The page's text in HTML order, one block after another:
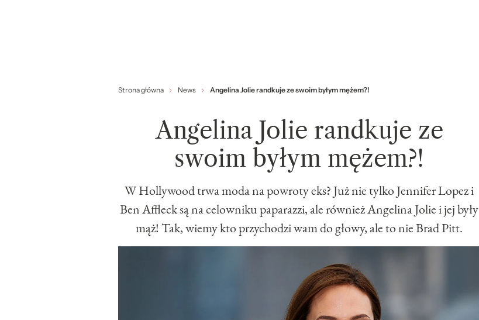
Strona główna News Angelina Jolie randkuje ze swoim byłym mężem?!
Angelina Jolie randkuje ze
swoim byłym mężem?!
W Hollywood trwa moda na powroty eks? Już nie tylko Jennifer Lopez i
Ben Affleck są na celowniku paparazzi, ale również Angelina Jolie i jej były
mąż! Tak, wiemy kto przychodzi wam do głowy, ale to nie Brad Pitt.